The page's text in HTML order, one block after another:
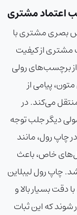
اعتماد مشتری
بصری مشتری با
مشتری از کیفیت
برچسب‌های رولی
پیامی از
می‌کند. در
دیگر جلب توجه
چاپ رول، مانند
خاص، باعث
چاپ رول لیبلاین
دقت بسیار بالا و
شوند که این ثبات